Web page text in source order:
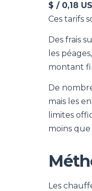
$ / 0,18
Ces tarifs
Des frais
les
montant
De
mais les
limites
moins que
Les